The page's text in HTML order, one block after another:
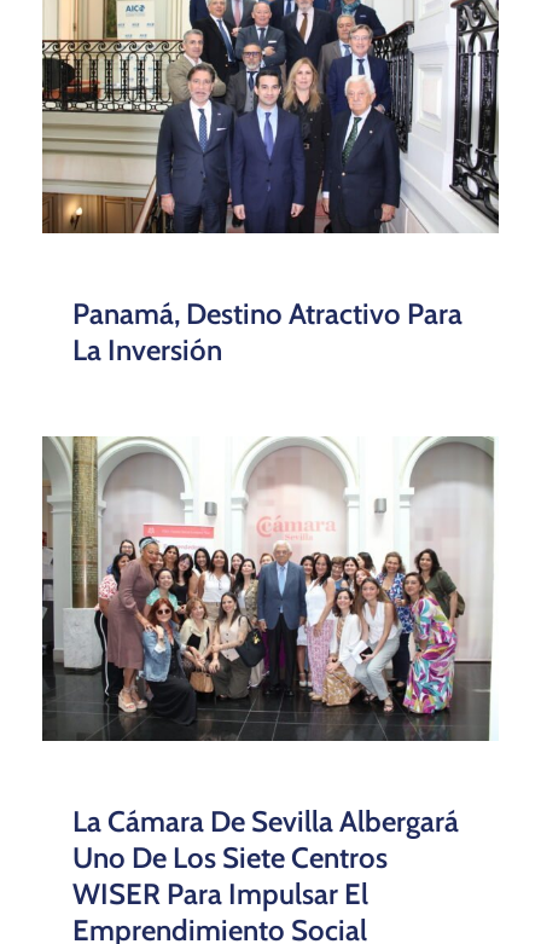
Panamá, Destino Atractivo Para
La Inversión
La Cámara De Sevilla Albergará
Uno De Los Siete Centros
WISER Para Impulsar El
Emprendimiento Social